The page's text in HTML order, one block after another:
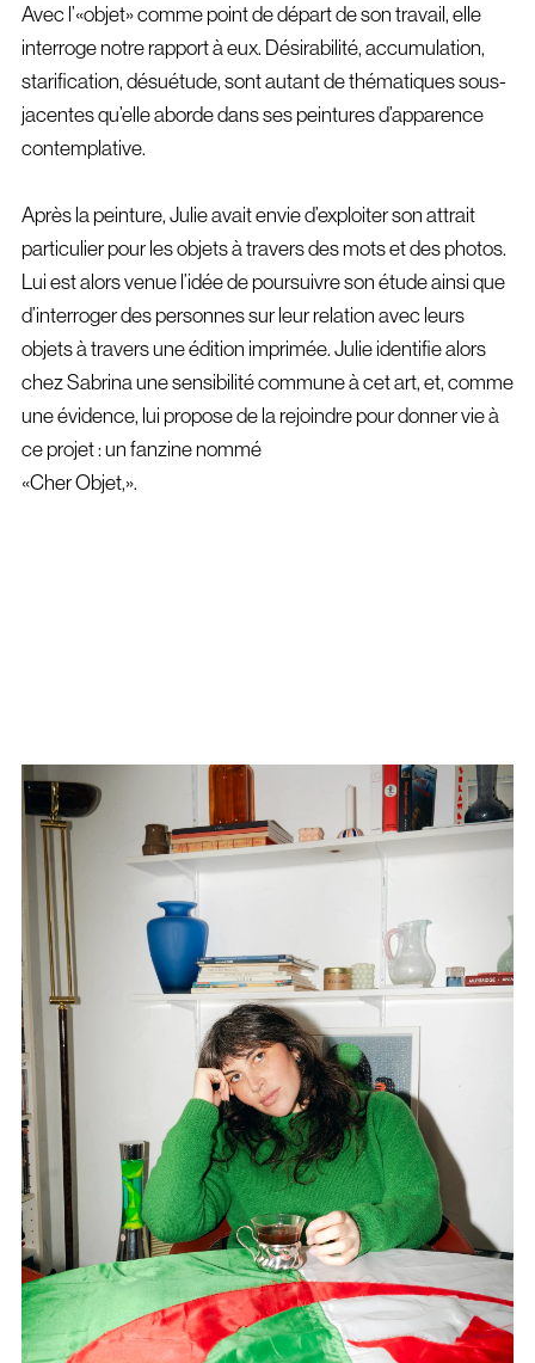
Avec l’«objet» comme point de départ de son travail, elle
interroge notre rapport à eux. Désirabilité, accumulation,
starification, désuétude, sont autant de thématiques sous-
jacentes qu’elle aborde dans ses peintures d’apparence
contemplative.
Après la peinture, Julie avait envie d’exploiter son attrait
particulier pour les objets à travers des mots et des photos.
Lui est alors venue l’idée de poursuivre son étude ainsi que
d’interroger des personnes sur leur relation avec leurs
objets à travers une édition imprimée. Julie identifie alors
chez Sabrina une sensibilité commune à cet art, et, comme
une évidence, lui propose de la rejoindre pour donner vie à
ce projet : un fanzine nommé
«Cher Objet,».